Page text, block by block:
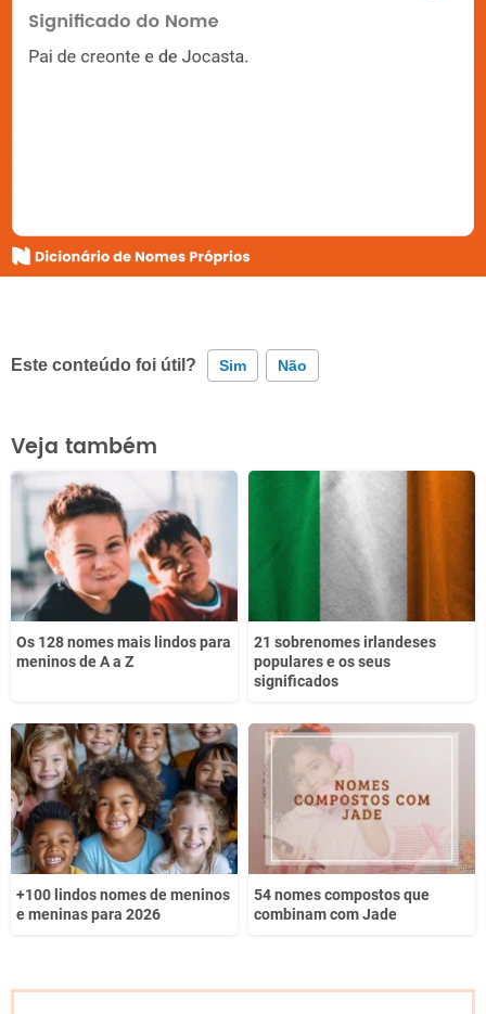
Este conteúdo foi útil? Sim Não
Este conteúdo contém informação incorreta
Este conteúdo não tem a informação que procuro
Outro
Veja também
Os 128 nomes mais lindos para
meninos de A a Z
21 sobrenomes irlandeses
populares e os seus
significados
+100 lindos nomes de meninos
e meninas para 2026
54 nomes compostos que
combinam com Jade